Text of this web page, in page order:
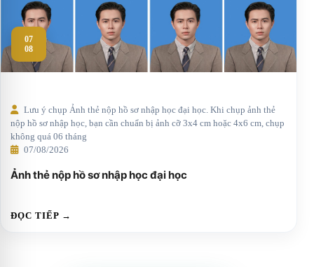
07
08
Lưu ý chụp Ảnh thẻ nộp hồ sơ nhập học đại học. Khi chụp ảnh thẻ
nộp hồ sơ nhập học, bạn cần chuẩn bị ảnh cỡ 3x4 cm hoặc 4x6 cm, chụp
không quá 06 tháng
07/08/2026
Ảnh thẻ nộp hồ sơ nhập học đại học
ĐỌC TIẾP →